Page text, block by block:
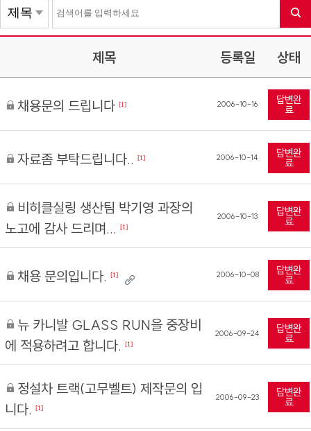
제목 등록일 상태
채용문의 드립니다 [1] 2006-10-16 답변완
료
자료좀 부탁드립니다.. [1] 2006-10-14 답변완
료
비히클실링 생산팀 박기영 과장의
노고에 감사 드리며...
[1]
2006-10-13 답변완
료
채용 문의입니다. [1] 2006-10-08 답변완
료
뉴 카니발 GLASS RUN을 중장비
에 적용하려고 합니다.
[1]
2006-09-24 답변완
료
정설차 트랙(고무벨트) 제작문의 입
니다.
[1]
2006-09-23 답변완
료